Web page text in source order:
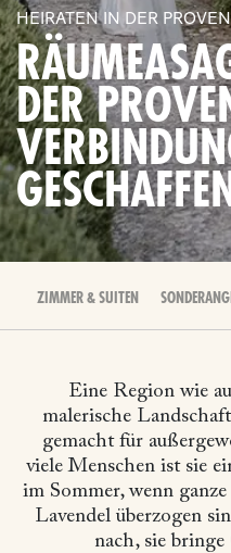
HEIRATEN IN DER
DER
ZIMMER & SUITEN
Eine Region wie
malerische
gemacht für
viele Menschen ist sie
im Sommer, wenn
Lavendel überzogen
nach, sie